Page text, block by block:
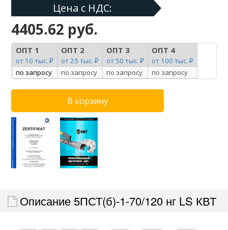
Цена с НДС:
4405.62 руб.
ОПТ 1
от 10 тыс. ₽
ОПТ 2
от 25 тыс. ₽
ОПТ 3
от 50 тыс. ₽
ОПТ 4
от 100 тыс. ₽
по запросу
по запросу по запросу по запросу
Описание 5ПСТ(б)-1-70/120 нг LS КВТ